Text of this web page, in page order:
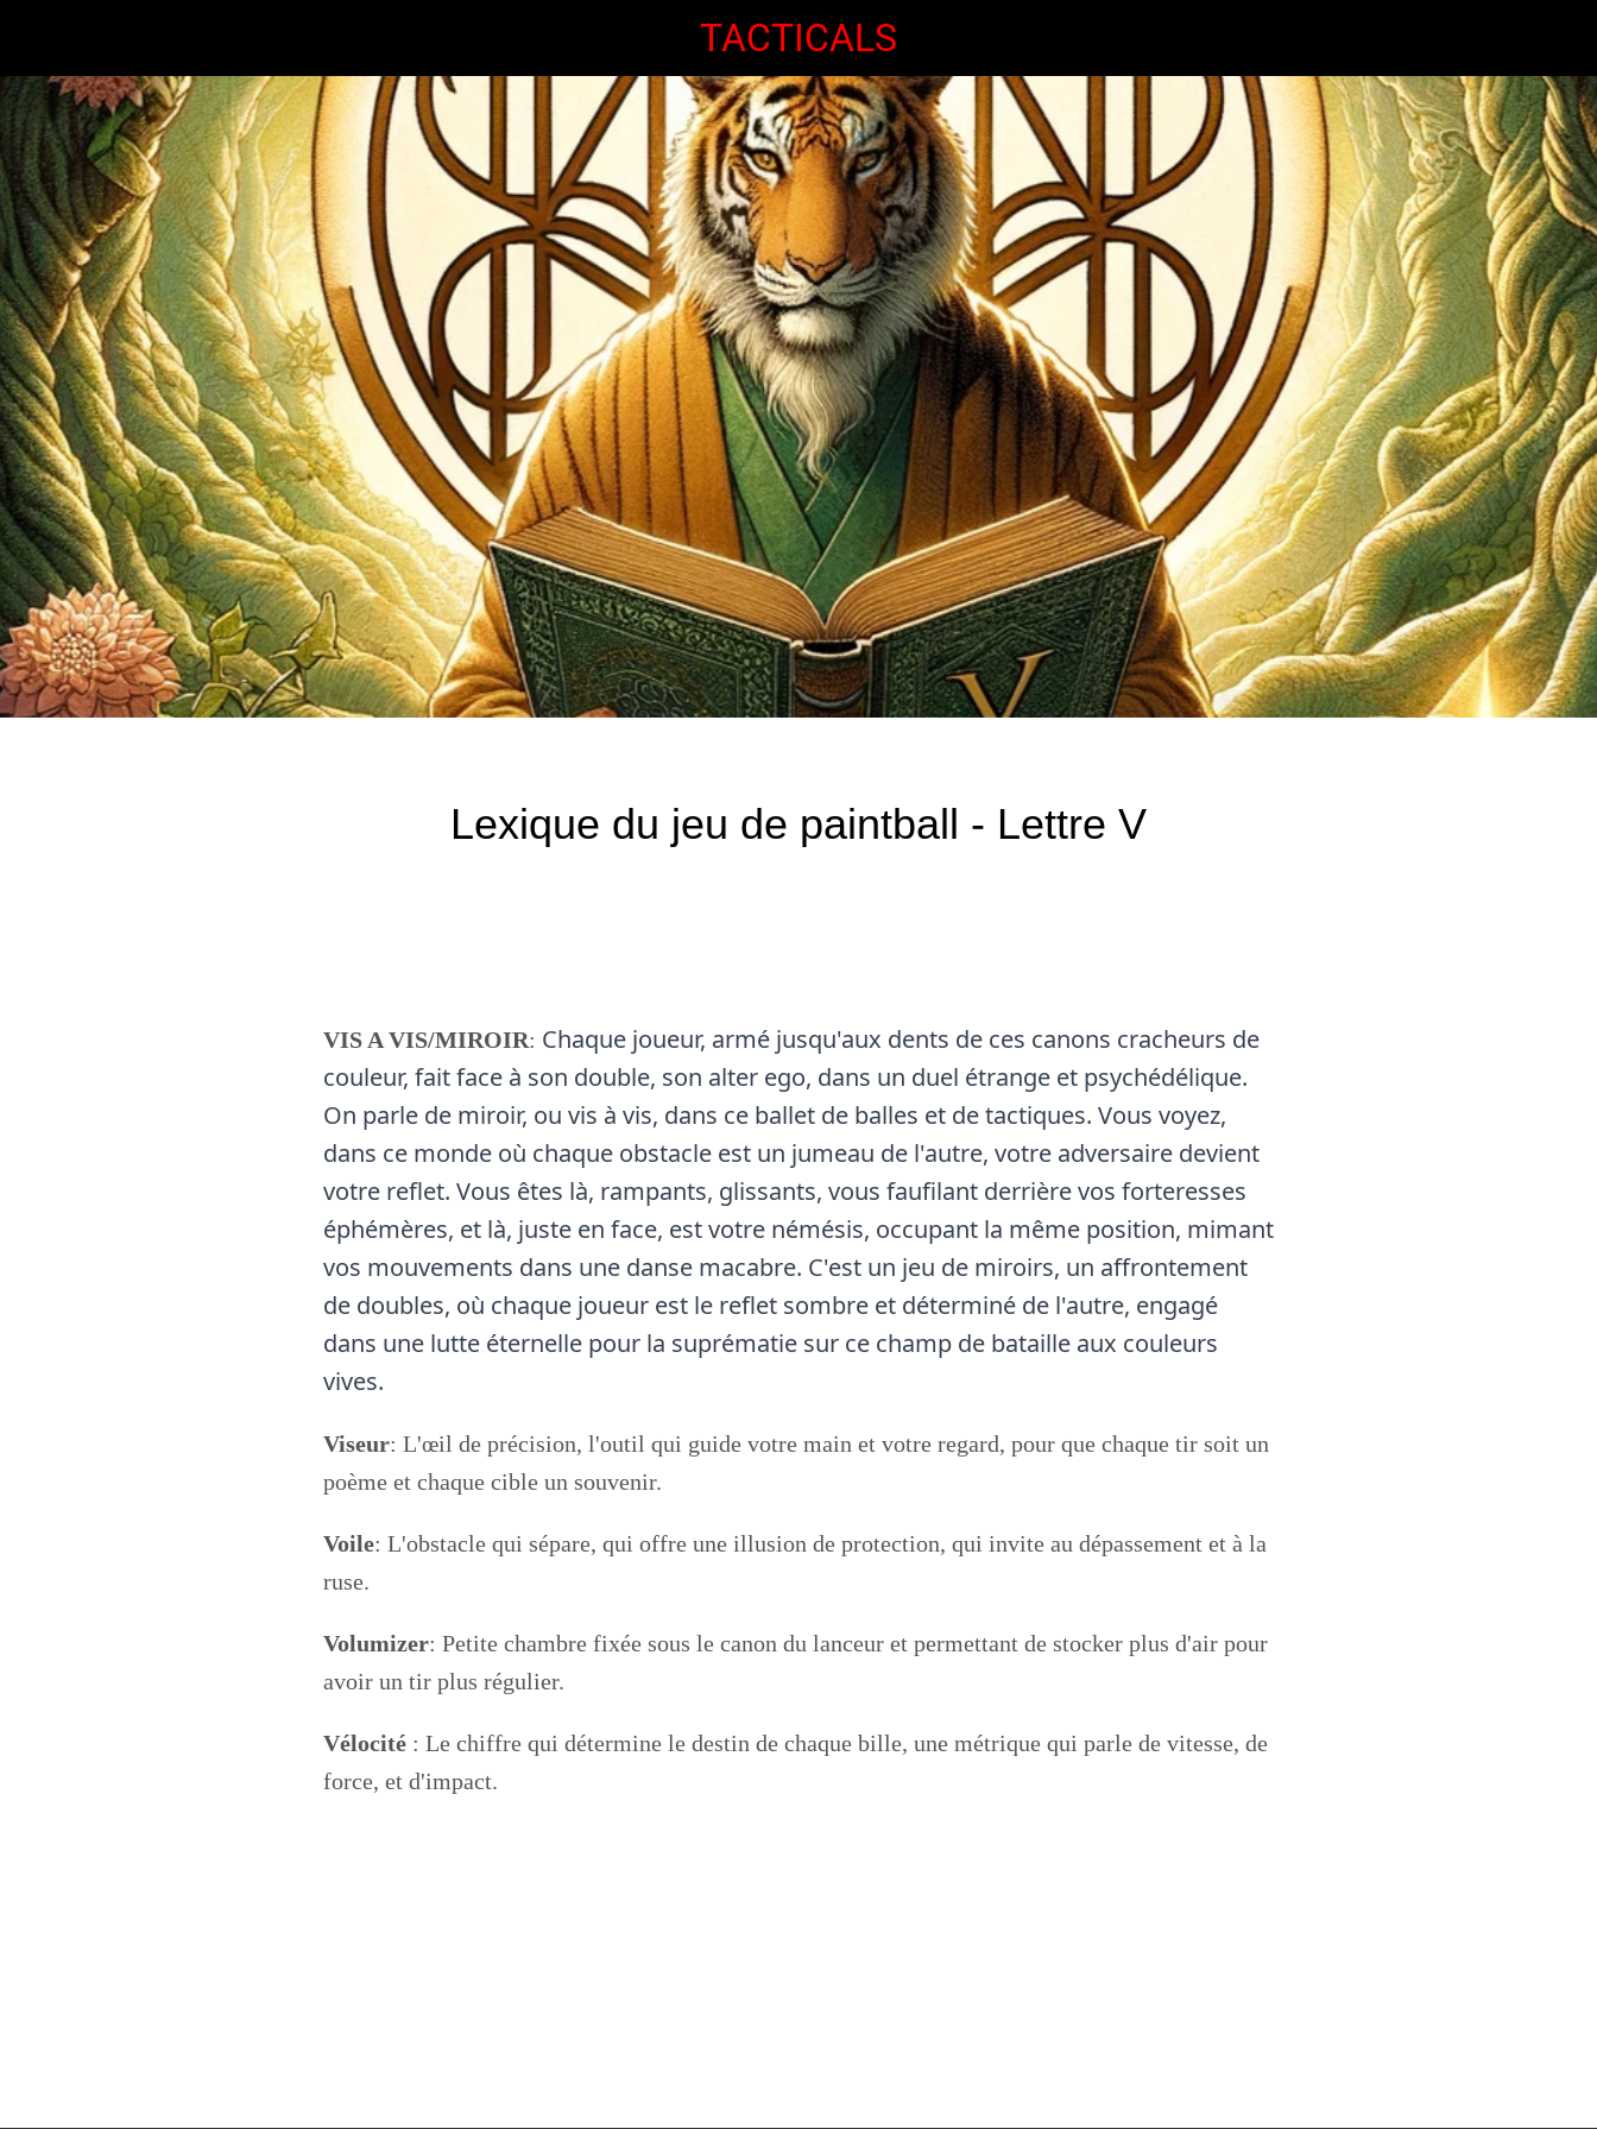
TACTICALS
Lexique du jeu de paintball - Lettre V
VIS A VIS/MIROIR: Chaque joueur, armé jusqu'aux dents de ces canons cracheurs de
couleur, fait face à son double, son alter ego, dans un duel étrange et psychédélique.
On parle de miroir, ou vis à vis, dans ce ballet de balles et de tactiques. Vous voyez,
dans ce monde où chaque obstacle est un jumeau de l'autre, votre adversaire devient
votre reflet. Vous êtes là, rampants, glissants, vous faufilant derrière vos forteresses
éphémères, et là, juste en face, est votre némésis, occupant la même position, mimant
vos mouvements dans une danse macabre. C'est un jeu de miroirs, un affrontement
de doubles, où chaque joueur est le reflet sombre et déterminé de l'autre, engagé
dans une lutte éternelle pour la suprématie sur ce champ de bataille aux couleurs
vives.
Viseur: L'œil de précision, l'outil qui guide votre main et votre regard, pour que chaque tir soit un
poème et chaque cible un souvenir.
Voile: L'obstacle qui sépare, qui offre une illusion de protection, qui invite au dépassement et à la
ruse.
Volumizer: Petite chambre fixée sous le canon du lanceur et permettant de stocker plus d'air pour
avoir un tir plus régulier.
Vélocité : Le chiffre qui détermine le destin de chaque bille, une métrique qui parle de vitesse, de
force, et d'impact.